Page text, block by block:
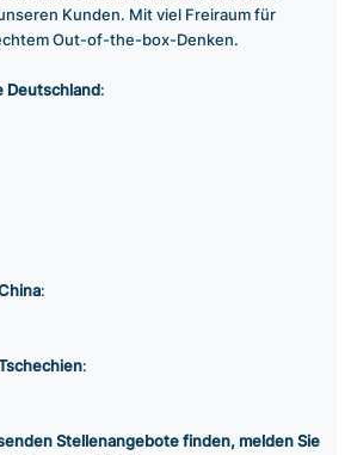
Kunden. Mit viel Freiraum für
Out-of-the-box-Denken.
Deutschland:
:
:
Stellenangebote finden, melden Sie